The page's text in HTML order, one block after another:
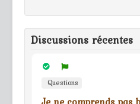
Discussions récentes
Questions